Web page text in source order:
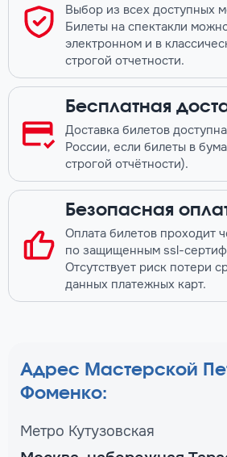
Выбор из всех доступных
Билеты на спектакли
электронном и в
строгой отчетности.
Бесплатная
Доставка билетов
России, если билеты в
строгой отчётности).
Безопасная
Оплата билетов проходит
по защищенным ssl-
Отсутствует риск потери
данных платежных карт.
Адрес Мастерской
Фоменко:
Метро Кутузовская